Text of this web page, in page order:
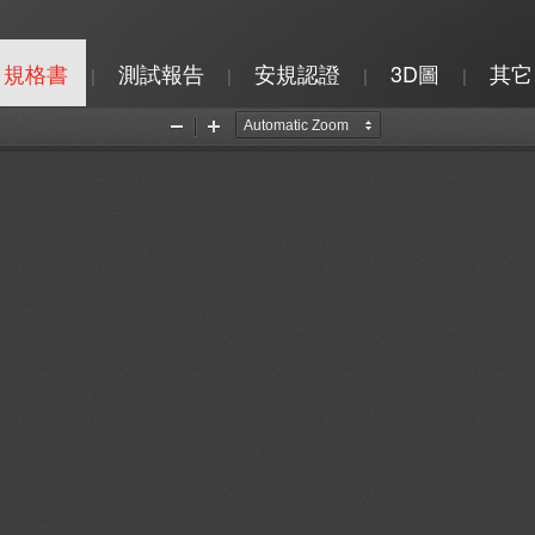
規格書 | 測試報告 | 安規認證 | 3D圖 | 其它